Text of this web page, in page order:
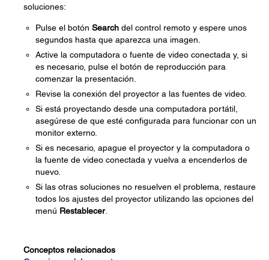
soluciones:
Pulse el botón Search del control remoto y espere unos
segundos hasta que aparezca una imagen.
Active la computadora o fuente de video conectada y, si
es necesario, pulse el botón de reproducción para
comenzar la presentación.
Revise la conexión del proyector a las fuentes de video.
Si está proyectando desde una computadora portátil,
asegúrese de que esté configurada para funcionar con un
monitor externo.
Si es necesario, apague el proyector y la computadora o
la fuente de video conectada y vuelva a encenderlos de
nuevo.
Si las otras soluciones no resuelven el problema, restaure
todos los ajustes del proyector utilizando las opciones del
menú Restablecer.
Conceptos relacionados